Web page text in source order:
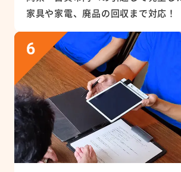
家具や家電、廃品の回収まで対応！